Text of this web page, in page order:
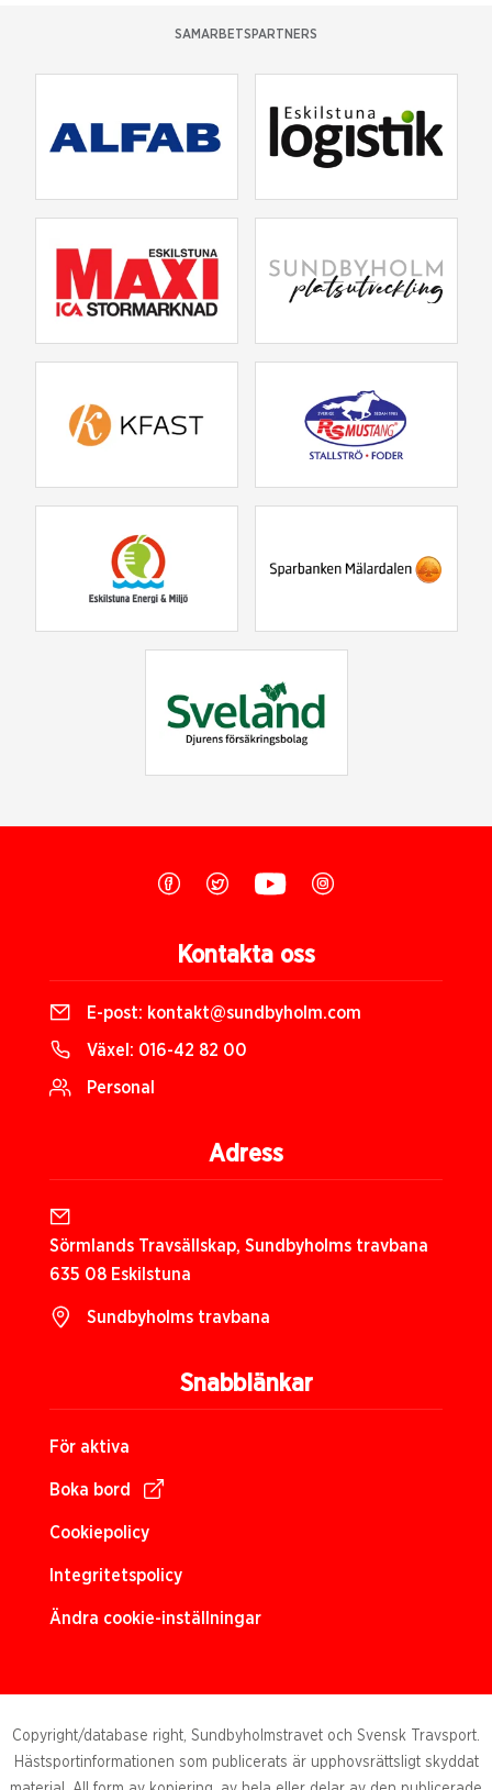
SAMARBETSPARTNERS
Snabblänkar
För aktiva
Boka bord
Cookiepolicy
Integritetspolicy
Ändra cookie-inställningar
Kontakta oss
E-post: kontakt@sundbyholm.com
Växel: 016-42 82 00
Personal
Adress
Sörmlands Travsällskap, Sundbyholms travbana
635 08 Eskilstuna
Sundbyholms travbana
Copyright/database right, Sundbyholmstravet och Svensk Travsport.
Hästsportinformationen som publicerats är upphovsrättsligt skyddat